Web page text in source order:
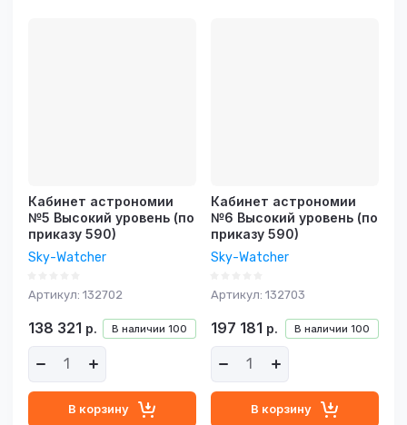
Кабинет астрономии
№5 Высокий уровень (по
приказу 590)
Sky-Watcher
Артикул: 132702
В наличии 100
138 321 р.
В корзину
Кабинет астрономии
№6 Высокий уровень (по
приказу 590)
Sky-Watcher
Артикул: 132703
В наличии 100
197 181 р.
В корзину